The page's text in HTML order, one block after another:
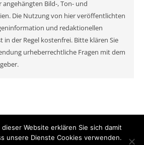
angehängten Bild-, Ton- und
Die Nutzung von hier veröffentlichten
und redaktionellen
der Regel kostenfrei. Bitte klären Sie
urheberrechtliche Fragen mit dem
2026
Website erklären Sie sich damit
unsere Dienste Cookies verwenden.